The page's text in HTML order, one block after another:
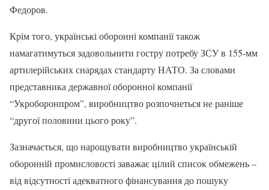
Федоров.
Крім того, українські оборонні компанії також
намагатимуться задовольнити гостру потребу ЗСУ в 155-мм
артилерійських снарядах стандарту НАТО. За словами
представника державної оборонної компанії
“Укроборонпром”, виробництво розпочнеться не раніше
“другої половини цього року”.
Зазначається, що нарощувати виробництво українській
оборонній промисловості заважає цілий список обмежень –
від відсутності адекватного фінансування до пошуку